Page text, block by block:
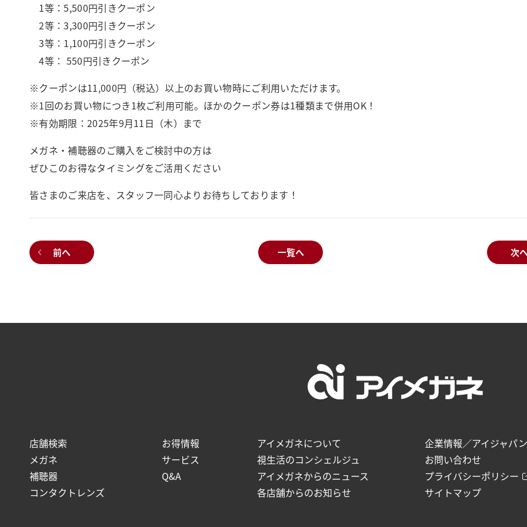
1等：5,500円引きクーポン
2等：3,300円引きクーポン
3等：1,100円引きクーポン
4等： 550円引きクーポン
※クーポンは11,000円（税込）以上のお買い物時にご利用いただけます。
※1回のお買い物につき1枚ご利用可能。ほかのクーポン券は1種類まで併用OK！
※有効期限：2025年9月11日（木）まで
メガネ・補聴器のご購入をご検討中の方は
ぜひこのお得なタイミングをご活用ください
皆さまのご来店を、スタッフ一同心よりお待ちしております！
前へ 一覧へ 次
店舗検索
メガネ
補聴器
コンタクトレンズ
お得情報
サービス
Q&A
アイメガネについて
視生活のコンシェルジュ
アイメガネからのニュース
各店舗からのお知らせ
企業情報／アイジャパン
お問い合わせ
プライバシーポリシー
サイトマップ